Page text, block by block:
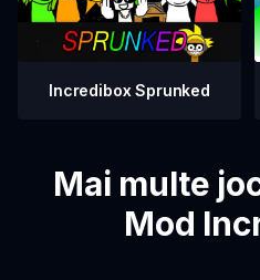
Incredibox Sprunked
Mai multe
Mod